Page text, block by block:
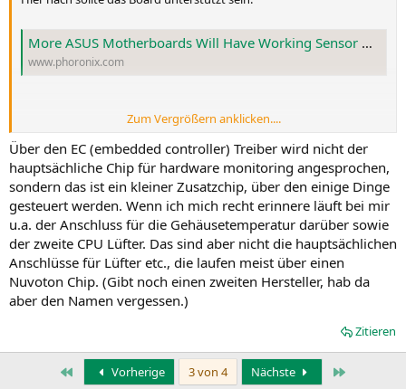
More ASUS Motherboards Will Have Working Sensor Monitoring With Linux 6.18 - Phoronix
www.phoronix.com
Zum Vergrößern anklicken....
Über den EC (embedded controller) Treiber wird nicht der
hauptsächliche Chip für hardware monitoring angesprochen,
sondern das ist ein kleiner Zusatzchip, über den einige Dinge
gesteuert werden. Wenn ich mich recht erinnere läuft bei mir
u.a. der Anschluss für die Gehäusetemperatur darüber sowie
der zweite CPU Lüfter. Das sind aber nicht die hauptsächlichen
Anschlüsse für Lüfter etc., die laufen meist über einen
Nuvoton Chip. (Gibt noch einen zweiten Hersteller, hab da
aber den Namen vergessen.)
Zitieren
Erste Vorherige 3 von 4 Nächste